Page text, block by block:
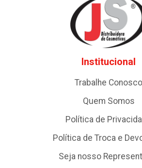
Institucional
Trabalhe Conosco
Quem Somos
Política de
Política de Troca e
Seja nosso